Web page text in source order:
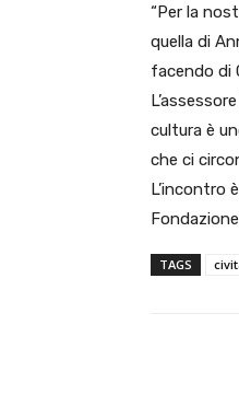
“Per la
quella di
facendo di
cultura è
che ci
L’incontro
TAGS